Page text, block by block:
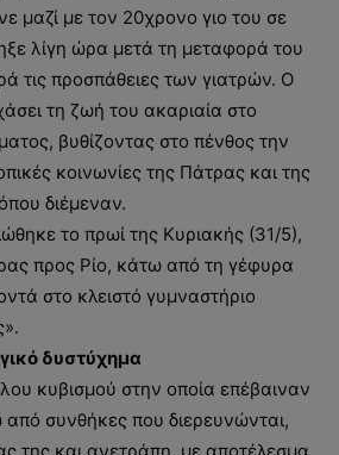
μαζί με τον 20χρονο γιο του σε
λίγη ώρα μετά τη μεταφορά του
τις προσπάθειες των γιατρών. Ο
τη ζωή του ακαριαία στο
βυθίζοντας στο πένθος την
κοινωνίες της Πάτρας και της
διέμεναν.
το πρωί της Κυριακής (31/5),
προς Ρίο, κάτω από τη γέφυρα
στο κλειστό γυμναστήριο
δυστύχημα
κυβισμού στην οποία επέβαιναν
συνθήκες που διερευνώνται,